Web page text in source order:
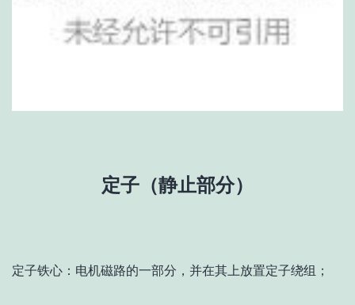
定子（静止部分）
定子铁心：电机磁路的一部分，并在其上放置定子绕组；